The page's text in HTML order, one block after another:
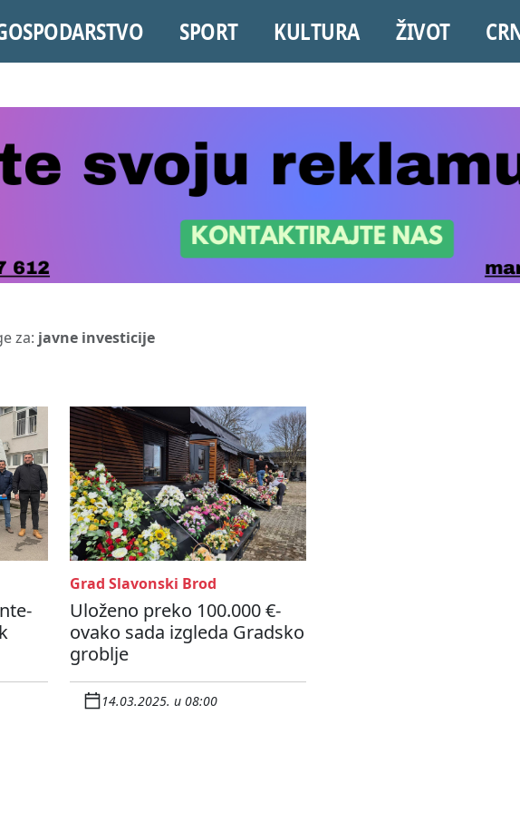
SPORT KULTURA ŽIVOT
za: javne investicije
Grad Slavonski Brod
Uloženo preko 100.000 €-
ovako sada izgleda Gradsko
groblje
14.03.2025. u 08:00